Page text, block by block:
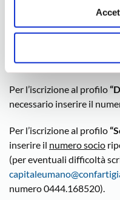
dati e quelli
Apple Pay).
ATTENZIONE
Per l’iscrizione al profilo
necessario inserire il
Per l’iscrizione al profilo
inserire il numero socio
(per eventuali difficoltà
numero 0444.168520).